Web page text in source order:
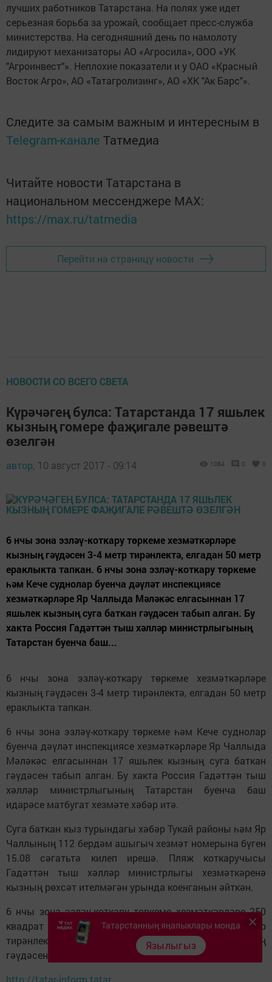
лучших работников Татарстана. На полях уже идет
серьезная борьба за урожай, сообщает пресс-служба
министерства. На сегодняшний день по намолоту
лидируют механизаторы АО «Агросила», ООО «УК
"Агроинвест"». Неплохие показатели и у ОАО «Красный
Восток Агро», АО «Татагролизинг», АО «ХК "Ак Барс"».
Следите за самым важным и интересным в
Telegram-канале Татмедиа
Читайте новости Татарстана в
национальном мессенджере MАХ:
https://max.ru/tatmedia
Перейти на страницу новости
НОВОСТИ СО ВСЕГО СВЕТА
Күрәчәгең булса: Татарстанда 17 яшьлек
кызның гомере фаҗигале рәвештә
өзелгән
автор, 10 август 2017 - 09:14 1084 0 0
6 нчы зона эзләү-коткару төркеме хезмәткәрләре
кызның гәүдәсен 3-4 метр тирәнлектә, елгадан 50 метр
ераклыкта тапкан. 6 нчы зона эзләү-коткару төркеме
һәм Кече суднолар буенча дәүләт инспекциясе
хезмәткәрләре Яр Чаллыда Мәләкәс елгасыннан 17
яшьлек кызның суга баткан гәүдәсен табып алган. Бу
хакта Россия Гадәттән тыш хәлләр министрлыгының
Татарстан буенча баш...
6 нчы зона эзләү-коткару төркеме хезмәткәрләре
кызның гәүдәсен 3-4 метр тирәнлектә, елгадан 50 метр
ераклыкта тапкан.
6 нчы зона эзләү-коткару төркеме һәм Кече суднолар
буенча дәүләт инспекциясе хезмәткәрләре Яр Чаллыда
Мәләкәс елгасыннан 17 яшьлек кызның суга баткан
гәүдәсен табып алган. Бу хакта Россия Гадәттән тыш
хәлләр министрлыгының Татарстан буенча баш
идарәсе матбугат хезмәте хәбәр итә.
Суга баткан кыз турындагы хәбәр Тукай районы һәм Яр
Чаллының 112 бердәм ашыгыч хезмәт номерына бүген
15.08 сәгатьтә килеп ирешә. Пляж коткаручысы
Гадәттән тыш хәлләр министрлыгы хезмәткәренә
кызның рөхсәт ителмәгән урында коенганын әйткән.
6 нчы зона эзләү-коткару төркеме хезмәткәрләре 250
квадрат метр су төбен тикшергән һәм 3-4 метр
тирәнлектә, елгадан 50 метр ераклыкта кызның
гәүдәсен тапкан.
http://tatar-inform.tatar
Татарстанның яңалыклары монда
Язылыгыз